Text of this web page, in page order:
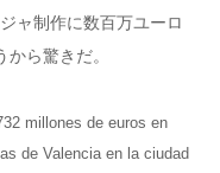
ャ制作に数百万ユーロ
ら驚きだ。
millones de euros en
de Valencia en la ciudad